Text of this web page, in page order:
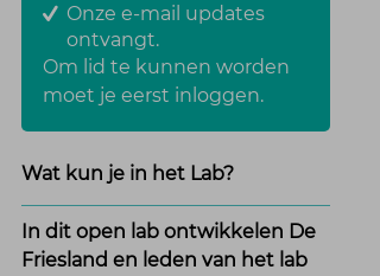
Onze e-mail updates
ontvangt.
Om lid te kunnen worden
moet je eerst inloggen.
Wat kun je in het Lab?
In dit open lab ontwikkelen De
Friesland en leden van het lab